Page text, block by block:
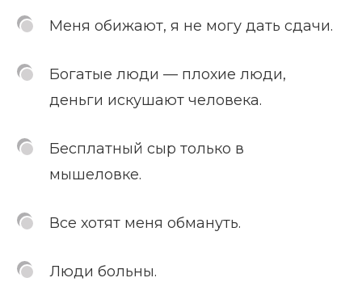
Меня обижают, я не могу дать сдачи.
Богатые люди — плохие люди,
деньги искушают человека.
Бесплатный сыр только в
мышеловке.
Все хотят меня обмануть.
Люди больны.